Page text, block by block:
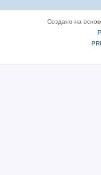
Создано на